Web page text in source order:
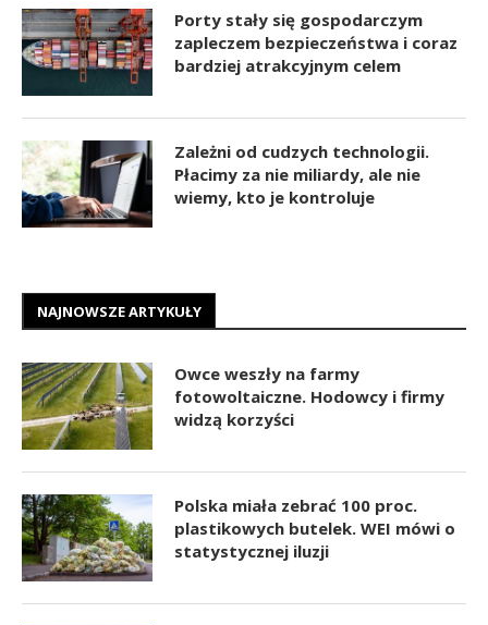
Porty stały się gospodarczym
zapleczem bezpieczeństwa i coraz
bardziej atrakcyjnym celem
Zależni od cudzych technologii.
Płacimy za nie miliardy, ale nie
wiemy, kto je kontroluje
NAJNOWSZE ARTYKUŁY
Owce weszły na farmy
fotowoltaiczne. Hodowcy i firmy
widzą korzyści
Polska miała zebrać 100 proc.
plastikowych butelek. WEI mówi o
statystycznej iluzji